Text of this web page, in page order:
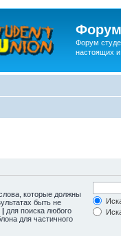
Форум
настоящих
которые должны
быть не
| для поиска любого
для частичного